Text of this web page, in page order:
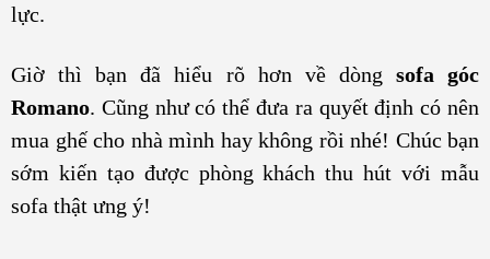
lực.
Giờ thì bạn đã hiểu rõ hơn về dòng sofa góc
Romano. Cũng như có thể đưa ra quyết định có nên
mua ghế cho nhà mình hay không rồi nhé! Chúc bạn
sớm kiến tạo được phòng khách thu hút với mẫu
sofa thật ưng ý!